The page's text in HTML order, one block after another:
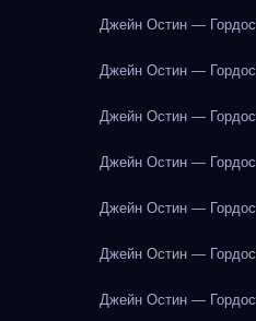
Джейн Остин —
Джейн Остин —
Джейн Остин —
Джейн Остин —
Джейн Остин —
Джейн Остин —
Джейн Остин —